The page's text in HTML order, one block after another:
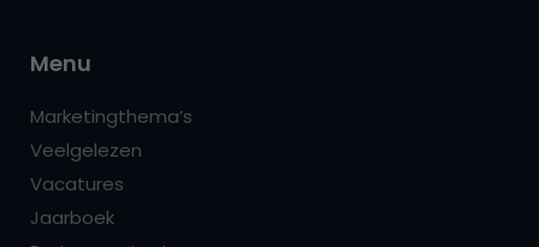
Menu
Marketingthema’s
Veelgelezen
Vacatures
Jaarboek